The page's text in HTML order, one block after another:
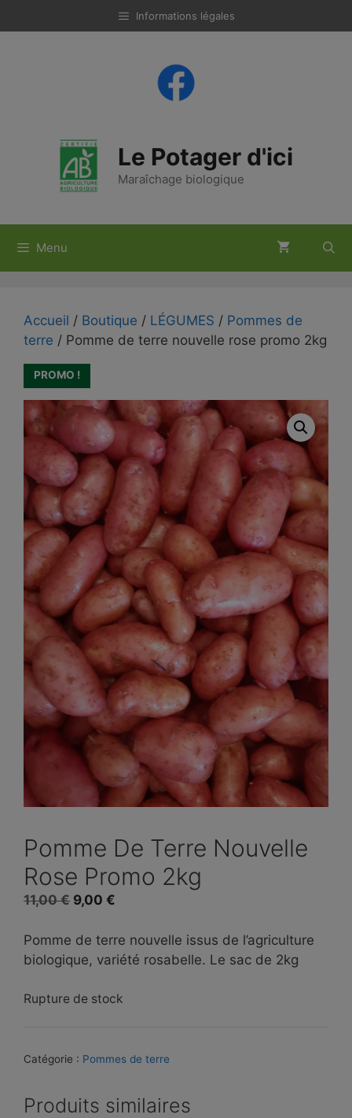
au
Informations légales
Le Potager d'ici
Maraîchage biologique
Menu
Accueil / Boutique / LÉGUMES / Pommes de
terre / Pomme de terre nouvelle rose promo 2kg
PROMO !
Pomme De Terre Nouvelle
Rose Promo 2kg
11,00€ Le
initial
était :
9,00 €
actuel
est :
Pomme de terre nouvelle issus de l’agriculture
biologique, variété rosabelle. Le sac de 2kg
Rupture de stock
Catégorie : Pommes de terre
Produits similaires